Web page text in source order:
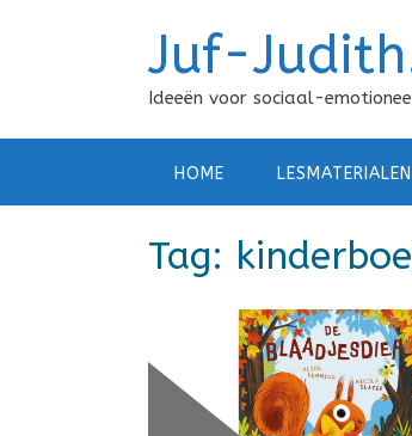
Juf-
Ideeën voor sociaal-
HOME
Tag: